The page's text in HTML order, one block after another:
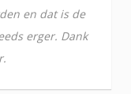
en dat is de
erger. Dank